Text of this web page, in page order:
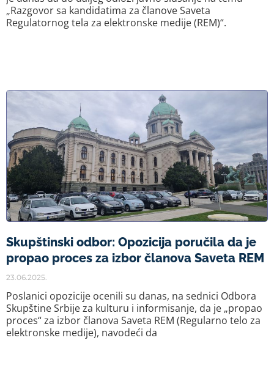
„Razgovor sa kandidatima za članove Saveta
Regulatornog tela za elektronske medije (REM)“.
Skupštinski odbor: Opozicija poručila da je
propao proces za izbor članova Saveta REM
23.06.2025.
Poslanici opozicije ocenili su danas, na sednici Odbora
Skupštine Srbije za kulturu i informisanje, da je „propao
proces“ za izbor članova Saveta REM (Regularno telo za
elektronske medije), navodeći da